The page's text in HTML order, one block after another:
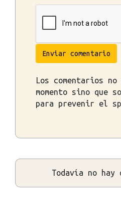
Enviar comentario
Los comentarios
momento sino que
para prevenir el
Todavía no hay